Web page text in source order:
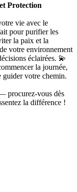
Protection
vie avec le
pour purifier les
la paix et la
votre environnement
éclairées. 💫
la journée,
guider votre chemin.
procurez-vous dès
la différence !